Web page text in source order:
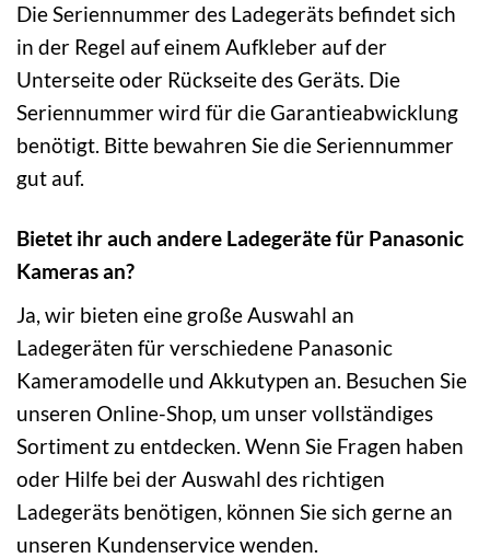
Die Seriennummer des Ladegeräts befindet sich
in der Regel auf einem Aufkleber auf der
Unterseite oder Rückseite des Geräts. Die
Seriennummer wird für die Garantieabwicklung
benötigt. Bitte bewahren Sie die Seriennummer
gut auf.
Bietet ihr auch andere Ladegeräte für Panasonic
Kameras an?
Ja, wir bieten eine große Auswahl an
Ladegeräten für verschiedene Panasonic
Kameramodelle und Akkutypen an. Besuchen Sie
unseren Online-Shop, um unser vollständiges
Sortiment zu entdecken. Wenn Sie Fragen haben
oder Hilfe bei der Auswahl des richtigen
Ladegeräts benötigen, können Sie sich gerne an
unseren Kundenservice wenden.